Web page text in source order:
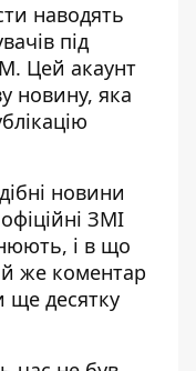
наводять
під
Цей акаунт
новину, яка
новини
ЗМІ
і в що
же коментар
ще десятку